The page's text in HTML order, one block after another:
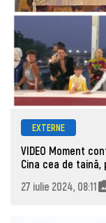
EXTERNE
VIDEO Moment
Cina cea de taină,
27 iulie 2024, 08:11